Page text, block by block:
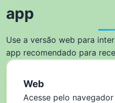
app
Use a versão web para
app recomendado para
Web
Acesse pelo